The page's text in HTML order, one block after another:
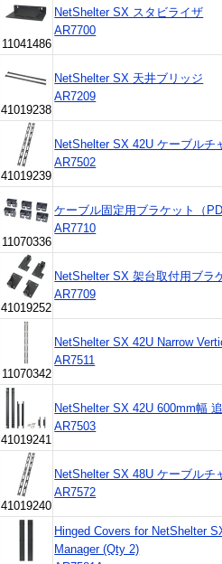
11041486
NetShelter SX スタビライザ
AR7700
41019238
NetShelter SX 天井ブリッジ
AR7209
41019239
NetShelter SX 42U ケーブルチ
AR7502
11070336
ケーブル固定用ブラケット（
AR7710
41019252
NetShelter SX 架台取付用ブラ
AR7709
11070342
NetShelter SX 42U Narrow
AR7511
41019241
NetShelter SX 42U 600mm幅
AR7503
41019240
NetShelter SX 48U ケーブルチ
AR7572
Hinged Covers for NetShelter
Manager (Qty 2)